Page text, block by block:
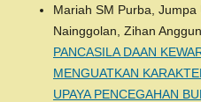
Mariah SM Purba,
Nainggolan, Zihan
PANCASILA DAAN
MENGUATKAN
UPAYA PENCEGAHAN